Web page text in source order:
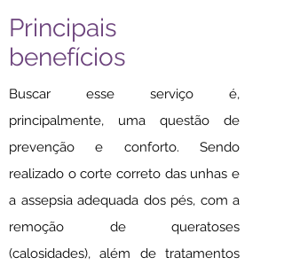
Principais
benefícios
Buscar esse serviço é,
principalmente, uma questão de
prevenção e conforto. Sendo
realizado o corte correto das unhas e
a assepsia adequada dos pés, com a
remoção de queratoses
(calosidades), além de tratamentos